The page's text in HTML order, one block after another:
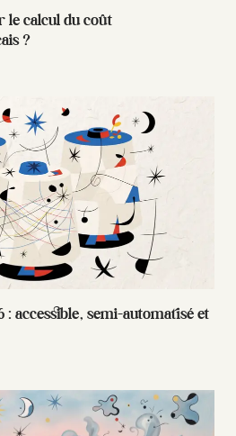
le calcul du coût
?
: accessible, semi-automatisé et